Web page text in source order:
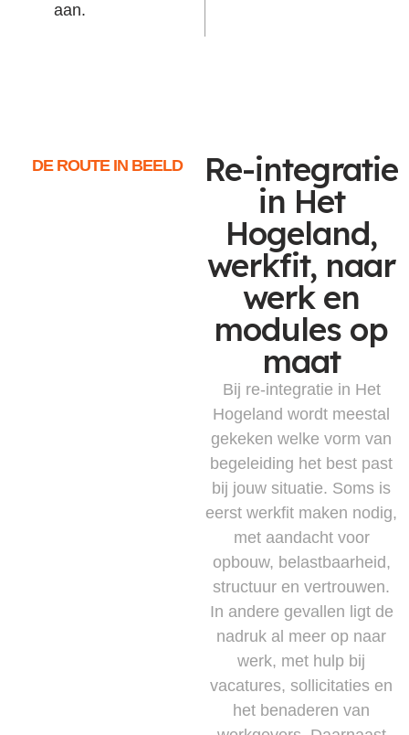
aan.
DE ROUTE IN BEELD Re-integratie
in Het
Hogeland,
werkfit, naar
werk en
modules op
maat
Bij re-integratie in Het
Hogeland wordt meestal
gekeken welke vorm van
begeleiding het best past
bij jouw situatie. Soms is
eerst werkfit maken nodig,
met aandacht voor
opbouw, belastbaarheid,
structuur en vertrouwen.
In andere gevallen ligt de
nadruk al meer op naar
werk, met hulp bij
vacatures, sollicitaties en
het benaderen van